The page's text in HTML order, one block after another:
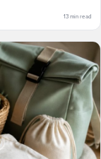
13 min read